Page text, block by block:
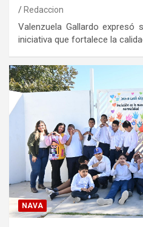
Redaccion
Valenzuela Gallardo expresó
iniciativa que fortalece la
NAVA